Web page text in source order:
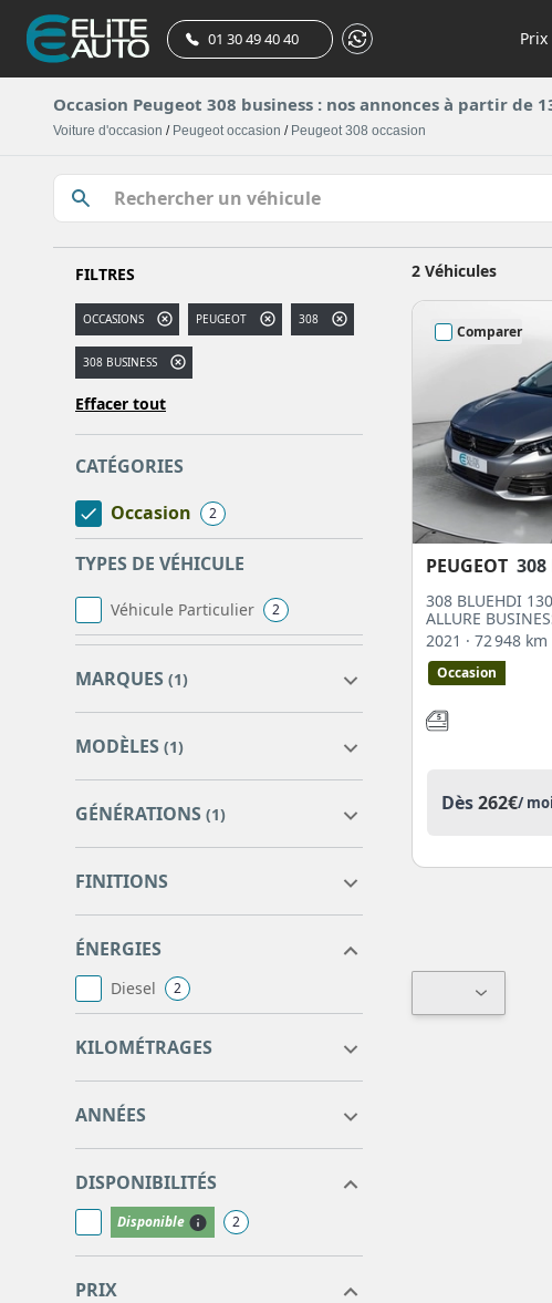
01 30 49 40 40
Occasion Peugeot 308 business : nos annonces à partir de
Voiture d'occasion / Peugeot occasion / Peugeot 308 occasion
FILTRES
OCCASIONS PEUGEOT 308
308 BUSINESS
Effacer tout
CATÉGORIES
Occasion
2
TYPES DE VÉHICULE
Véhicule Particulier 2
MARQUES (1)
PEUGEOT
MODÈLES (1)
308
GÉNÉRATIONS (1)
308 business
0
308 22
308 BUSINESS 2
308 SW
308 SW BUSINESS
FINITIONS
allure business 2
ÉNERGIES
Diesel 2
KILOMÉTRAGES
ANNÉES
DISPONIBILITÉS
Disponible 2
PRIX
2 Véhicules
Comparer
PEUGEOT 308
308 BLUEHDI
ALLURE
2021 · 72 948 km
Occasion
Dès262€/